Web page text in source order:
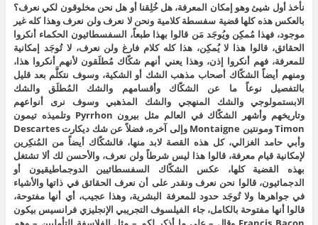
نأخذ أول شيئ وهو إمكان المعرفة، هل خُلِقنا أو هل نحن مخلوقون لكي نعرف؟
بالعكس هذه كلها قضية سفسطة كلامية ونحن لا نعرف ولن نعرف وهذا كله غير
موجود، فهذا مُمكِن ويُوجَد مَن قالوا بهذا طبعاً، السفسطائيون الحكماء أنكروا
الحقائق، قالوا هذا لا يُمكِن، هذا كله كلام فارغ ولن نعرف، لا تُوجَد إمكانية
للمعرفة، فهم أنكروا إذن، وهذا يعني أنهم شكّاك مُطلَقون لأنهم أنكروا هذا،
ومنهم أيضاً الشكّاك أصحاب مذهب الشك أو الشكية، وسوف نتكلَّم بعد قليل
بالتفصيل نوعاً ما عن الشكّاك وأقسامهم والشك المُطلَق والشك
الابستمولوجي والشك المنهجي والشك المذهبي وسوف نرى أنواعهم
وتاريخهم وأشهر الشكّاك في العالم مثل بيرون Pyrrhon وتلميذه تيمون
Timon ومونتين Montaigne وإلى آخره، فضلاً عن شك ديكارت Descartes
وأبي حامد الغزالي، كل هذه القصة لابد منها، فالشكّاك أيضاً من المُنكِرين
لإمكانية قيام معرفة، قالوا هذا ليس شرطاً ولن نعرف، والأحسن لك ألا تشتغل
بهذه القضية كلها، عكس الشكّاك السفسطائيين الدوجماطيقيون أو
الدجمائيون، قالوا نحن نعرف ونقدر على أن نعرف الحقائق في ذاتها والأشياء
في جواهرها ولا تُوجَد حدود للمعرفة البشرية، وهذا عجيب، أي أنها مفتوحة،
قالوا أنها مفتوحة بالكامل، جاء الفيلسوف التجريبي الإنجليزي فرانسيس بيكون